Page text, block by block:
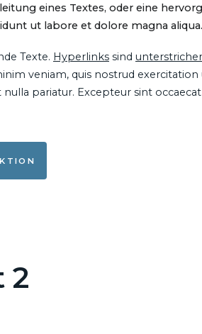
eines Textes, oder eine
ut labore et dolore magna
Texte. Hyperlinks sind
veniam, quis nostrud
pariatur. Excepteur sint
2